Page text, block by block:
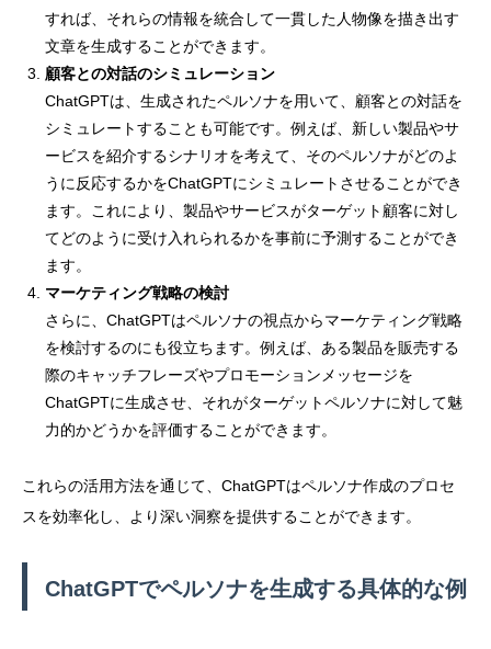
すれば、それらの情報を統合して一貫した人物像を描き出す
文章を生成することができます。
顧客との対話のシミュレーション
ChatGPTは、生成されたペルソナを用いて、顧客との対話を
シミュレートすることも可能です。例えば、新しい製品やサ
ービスを紹介するシナリオを考えて、そのペルソナがどのよ
うに反応するかをChatGPTにシミュレートさせることができ
ます。これにより、製品やサービスがターゲット顧客に対し
てどのように受け入れられるかを事前に予測することができ
ます。
マーケティング戦略の検討
さらに、ChatGPTはペルソナの視点からマーケティング戦略
を検討するのにも役立ちます。例えば、ある製品を販売する
際のキャッチフレーズやプロモーションメッセージを
ChatGPTに生成させ、それがターゲットペルソナに対して魅
力的かどうかを評価することができます。
これらの活用方法を通じて、ChatGPTはペルソナ作成のプロセ
スを効率化し、より深い洞察を提供することができます。
ChatGPTでペルソナを生成する具体的な例